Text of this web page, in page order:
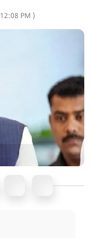
12:08 PM )